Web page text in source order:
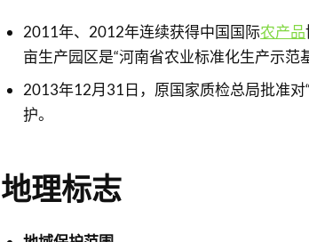
2011年、2012年连续获得中国国际农产品
亩生产园区是“河南省农业标准化生产示范基
2013年12月31日，原国家质检总局批准
护。
地理标志